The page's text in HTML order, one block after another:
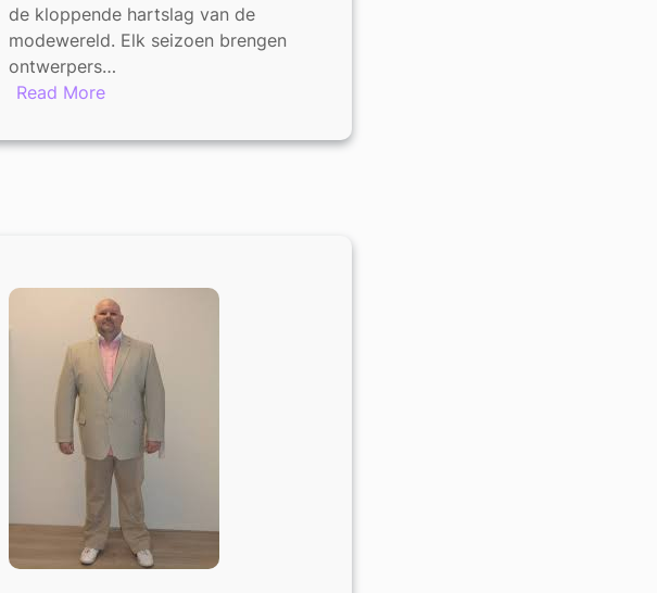
de kloppende hartslag van de
modewereld. Elk seizoen brengen
ontwerpers…
Read More:
de